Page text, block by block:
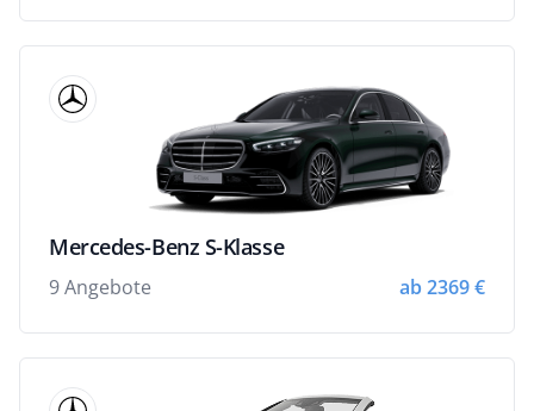
Mercedes-Benz S-Klasse
9 Angebote ab 2369 €